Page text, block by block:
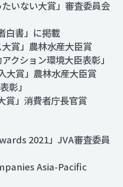
いない大賞」審査委員会
白書」に掲載
賞」農林水産大臣賞
クション環境大臣表彰」
大賞」農林水産大臣賞
彰」
賞」消費者庁長官賞
2021」JVA審査委員
Asia-Pacific